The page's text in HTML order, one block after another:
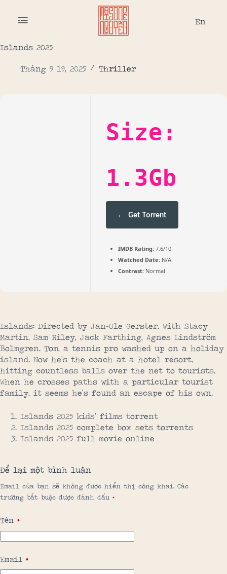
En
Islands 2025
Tháng 9 19, 2025 Thriller
Size:
1.3Gb
Get Torrent
IMDB Rating: 7.6/10
Watched Date: N/A
Contrast: Normal
Islands: Directed by Jan-Ole Gerster. With Stacy
Martin, Sam Riley, Jack Farthing, Agnes Lindström
Bolmgren. Tom, a tennis pro washed up on a holiday
island. Now he’s the coach at a hotel resort,
hitting countless balls over the net to tourists.
When he crosses paths with a particular tourist
family, it seems he’s found an escape of his own.
Islands 2025 kids’ films torrent
Islands 2025 complete box sets torrents
Islands 2025 full movie online
Để lại một bình luận
Email của bạn sẽ không được hiển thị công khai. Các
trường bắt buộc được đánh dấu *
Tên *
Email *